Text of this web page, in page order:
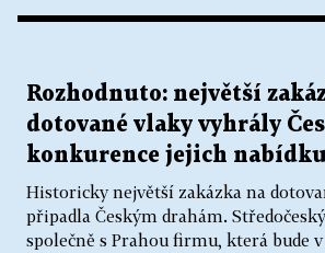
Rozhodnuto: největší
dotované vlaky vyhrály
konkurence jejich
Historicky největší zakázka na
připadla Českým drahám.
společně s Prahou firmu, která bude